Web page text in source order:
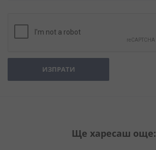
ИЗПРАТИ
Ще харесаш още: